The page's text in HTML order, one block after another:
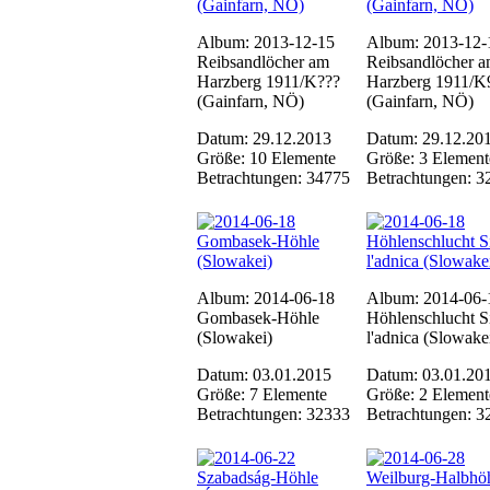
Album: 2013-12-15
Reibsandlöcher am
Harzberg 1911/K???
(Gainfarn, NÖ)
Datum: 29.12.2013
Größe: 10 Elemente
Betrachtungen: 34775
Album: 2013-12-
Reibsandlöcher
Harzberg 1911/
(Gainfarn, NÖ)
Datum:
Größe: 3
Betrachtungen:
Album: 2014-06-18
Gombasek-Höhle
(Slowakei)
Datum: 03.01.2015
Größe: 7 Elemente
Betrachtungen: 32333
Album: 2014-06-
Höhlenschlucht
l'adnica
Datum:
Größe: 2
Betrachtungen: